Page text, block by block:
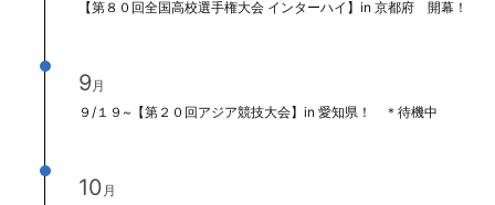
【第８０回全国高校選手権大会 インターハイ】in 京都府 開幕！！
9月
９/１９~【第２０回アジア競技大会】in 愛知県！ ＊待機中
10 月